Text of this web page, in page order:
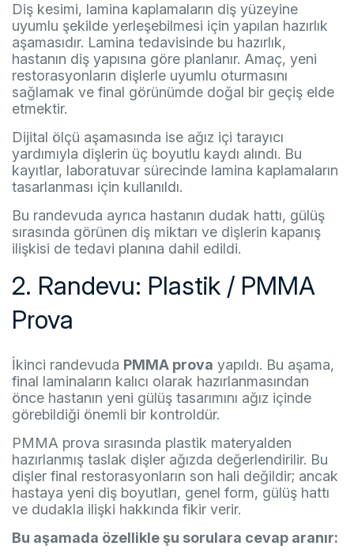
Diş kesimi, lamina kaplamaların diş yüzeyine
uyumlu şekilde yerleşebilmesi için yapılan hazırlık
aşamasıdır. Lamina tedavisinde bu hazırlık,
hastanın diş yapısına göre planlanır. Amaç, yeni
restorasyonların dişlerle uyumlu oturmasını
sağlamak ve final görünümde doğal bir geçiş elde
etmektir.
Dijital ölçü aşamasında ise ağız içi tarayıcı
yardımıyla dişlerin üç boyutlu kaydı alındı. Bu
kayıtlar, laboratuvar sürecinde lamina kaplamaların
tasarlanması için kullanıldı.
Bu randevuda ayrıca hastanın dudak hattı, gülüş
sırasında görünen diş miktarı ve dişlerin kapanış
ilişkisi de tedavi planına dahil edildi.
2. Randevu: Plastik / PMMA
Prova
İkinci randevuda PMMA prova yapıldı. Bu aşama,
final laminaların kalıcı olarak hazırlanmasından
önce hastanın yeni gülüş tasarımını ağız içinde
görebildiği önemli bir kontroldür.
PMMA prova sırasında plastik materyalden
hazırlanmış taslak dişler ağızda değerlendirilir. Bu
dişler final restorasyonların son hali değildir; ancak
hastaya yeni diş boyutları, genel form, gülüş hattı
ve dudakla ilişki hakkında fikir verir.
Bu aşamada özellikle şu sorulara cevap aranır: